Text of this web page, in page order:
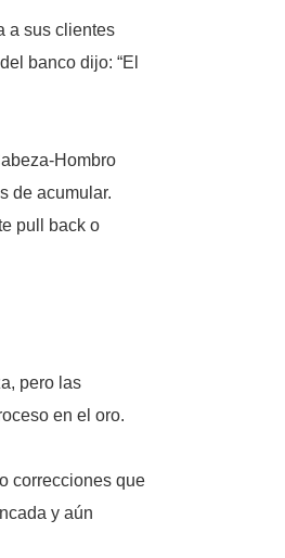
a sus clientes
banco dijo: “El
Hombro
de acumular.
pull back o
pero las
en el oro.
correcciones que
y aún